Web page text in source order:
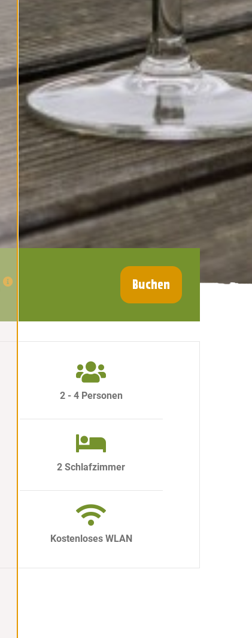
Buchen
2 - 4 Personen
2 Schlafzimmer
Kostenloses WLAN